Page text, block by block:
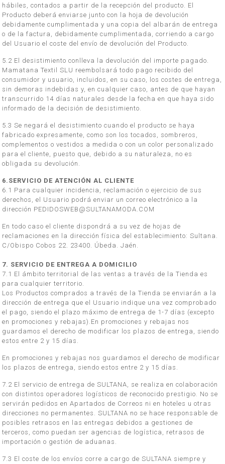
hábiles, contados a partir de la recepción del producto. El
Producto deberá enviarse junto con la hoja de devolución
debidamente cumplimentada y una copia del albarán de entrega
o de la factura, debidamente cumplimentada, corriendo a cargo
del Usuario el coste del envío de devolución del Producto.
5.2 El desistimiento conlleva la devolución del importe pagado.
Mamatana Textil SLU reembolsará todo pago recibido del
consumidor y usuario, incluidos, en su caso, los costes de entrega,
sin demoras indebidas y, en cualquier caso, antes de que hayan
transcurrido 14 días naturales desde la fecha en que haya sido
informado de la decisión de desistimiento.
5.3 Se negará el desistimiento cuando el producto se haya
fabricado expresamente, como son los tocados, sombreros,
complementos o vestidos a medida o con un color personalizado
para el cliente, puesto que, debido a su naturaleza, no es
obligada su devolución.
6.SERVICIO DE ATENCIÓN AL CLIENTE
6.1 Para cualquier incidencia, reclamación o ejercicio de sus
derechos, el Usuario podrá enviar un correo electrónico a la
dirección PEDIDOSWEB@SULTANAMODA.COM
En todo caso el cliente dispondrá a su vez de hojas de
reclamaciones en la dirección física del establecimiento: Sultana.
C/Obispo Cobos 22. 23400. Úbeda. Jaén.
7. SERVICIO DE ENTREGA A DOMICILIO
7.1 El ámbito territorial de las ventas a través de la Tienda es
para cualquier territorio.
Los Productos comprados a través de la Tienda se enviarán a la
dirección de entrega que el Usuario indique una vez comprobado
el pago, siendo el plazo máximo de entrega de 1-7 días (excepto
en promociones y rebajas).En promociones y rebajas nos
guardamos el derecho de modificar los plazos de entrega, siendo
estos entre 2 y 15 días.
En promociones y rebajas nos guardamos el derecho de modificar
los plazos de entrega, siendo estos entre 2 y 15 días.
7.2 El servicio de entrega de SULTANA, se realiza en colaboración
con distintos operadores logísticos de reconocido prestigio. No se
servirán pedidos en Apartados de Correos ni en hoteles u otras
direcciones no permanentes. SULTANA no se hace responsable de
posibles retrasos en las entregas debidos a gestiones de
terceros, como puedan ser agencias de logística, retrasos de
importación o gestión de aduanas.
7.3 El coste de los envíos corre a cargo de SULTANA siempre y